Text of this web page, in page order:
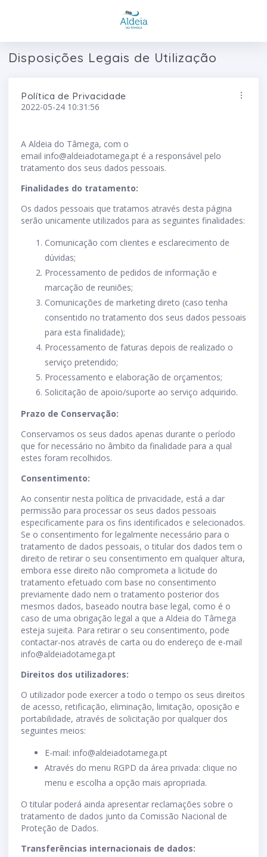
Disposições Legais de Utilização
Política de Privacidade
2022-05-24 10:31:56
A Aldeia do Tâmega, com o
email info@aldeiadotamega.pt é a responsável pelo
tratamento dos seus dados pessoais.
Finalidades do tratamento:
Os dados pessoais que tratamos através desta página
serão unicamente utilizados para as seguintes finalidades:
Comunicação com clientes e esclarecimento de
dúvidas;
Processamento de pedidos de informação e
marcação de reuniões;
Comunicações de marketing direto (caso tenha
consentido no tratamento dos seus dados pessoais
para esta finalidade);
Processamento de faturas depois de realizado o
serviço pretendido;
Processamento e elaboração de orçamentos;
Solicitação de apoio/suporte ao serviço adquirido.
Prazo de Conservação:
Conservamos os seus dados apenas durante o período
que for necessário no âmbito da finalidade para a qual
estes foram recolhidos.
Consentimento:
Ao consentir nesta política de privacidade, está a dar
permissão para processar os seus dados pessoais
especificamente para os fins identificados e selecionados.
Se o consentimento for legalmente necessário para o
tratamento de dados pessoais, o titular dos dados tem o
direito de retirar o seu consentimento em qualquer altura,
embora esse direito não comprometa a licitude do
tratamento efetuado com base no consentimento
previamente dado nem o tratamento posterior dos
mesmos dados, baseado noutra base legal, como é o
caso de uma obrigação legal a que a Aldeia do Tâmega
esteja sujeita. Para retirar o seu consentimento, pode
contactar-nos através de carta ou do endereço de e-mail
info@aldeiadotamega.pt
Direitos dos utilizadores:
O utilizador pode exercer a todo o tempo os seus direitos
de acesso, retificação, eliminação, limitação, oposição e
portabilidade, através de solicitação por qualquer dos
seguintes meios:
E-mail: info@aldeiadotamega.pt
Através do menu RGPD da área privada: clique no
menu e escolha a opção mais apropriada.
O titular poderá ainda apresentar reclamações sobre o
tratamento de dados junto da Comissão Nacional de
Proteção de Dados.
Transferências internacionais de dados: